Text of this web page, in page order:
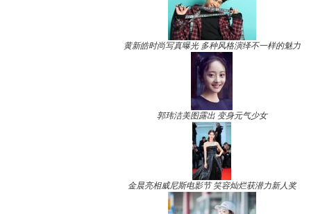
黄新皓时尚写真曝光 多种风格演绎不一样的魅力
郭玮洁美图露出 变身元气少女
金晨亮相威尼斯电影节 笑容灿烂获潜力新人奖